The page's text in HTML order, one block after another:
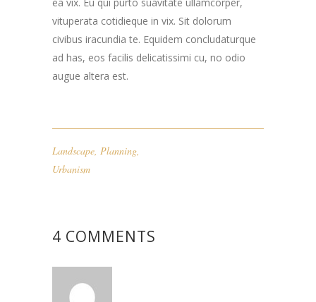
ea vix. Eu qui purto suavitate ullamcorper,
vituperata cotidieque in vix. Sit dolorum
civibus iracundia te. Equidem concludaturque
ad has, eos facilis delicatissimi cu, no odio
augue altera est.
Landscape, Planning,
Urbanism
4 COMMENTS